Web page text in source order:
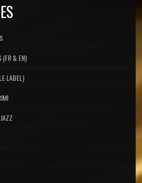
(FR & EN)
LABEL)